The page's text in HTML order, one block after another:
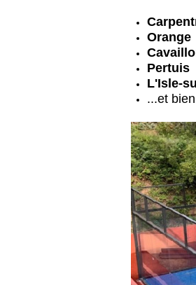
Orange
Pertuis
L'Isle-
...et